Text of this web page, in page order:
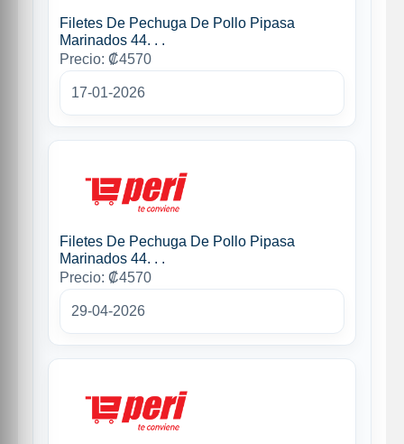
Filetes De Pechuga De Pollo Pipasa
Marinados 44. . .
Precio: ₡4570
17-01-2026
Filetes De Pechuga De Pollo Pipasa
Marinados 44. . .
Precio: ₡4570
29-04-2026